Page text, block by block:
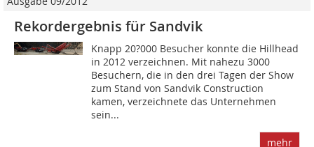
Rekordergebnis für Sandvik
Knapp 20?000 Besucher konnte die Hillhead
in 2012 verzeichnen. Mit nahezu 3000
Besuchern, die in den drei Tagen der Show
zum Stand von Sandvik Construction
kamen, verzeichnete das Unternehmen
sein...
mehr